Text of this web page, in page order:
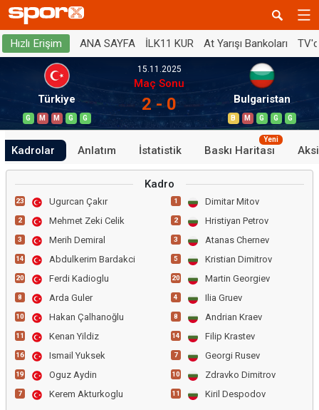
Hızlı Erişim ANA SAYFA İLK11 KUR At Yarışı Bankoları
Türkiye
G M M G G
15.11.2025
Maç Sonu
2 - 0 Bulgaristan
B M G G G
Kadrolar Anlatım İstatistik Baskı Haritası
Yeni
Kadro
23 Ugurcan Çakır
2 Mehmet Zeki Celik
3 Merih Demiral
14 Abdulkerim Bardakci
20 Ferdi Kadioglu
8 Arda Guler
10 Hakan Çalhanoğlu
11 Kenan Yildiz
16 Ismail Yuksek
19 Oguz Aydin
7 Kerem Akturkoglu
1 Dimitar Mitov
2 Hristiyan Petrov
3 Atanas Chernev
5 Kristian Dimitrov
20 Martin Georgiev
4 Ilia Gruev
8 Andrian Kraev
14 Filip Krastev
7 Georgi Rusev
10 Zdravko Dimitrov
11 Kiril Despodov